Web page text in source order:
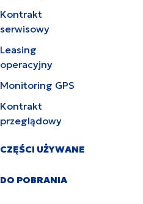
Kontrakt
serwisowy
Leasing
operacyjny
Monitoring GPS
Kontrakt
przeglądowy
CZĘŚCI UŻYWANE
DO POBRANIA